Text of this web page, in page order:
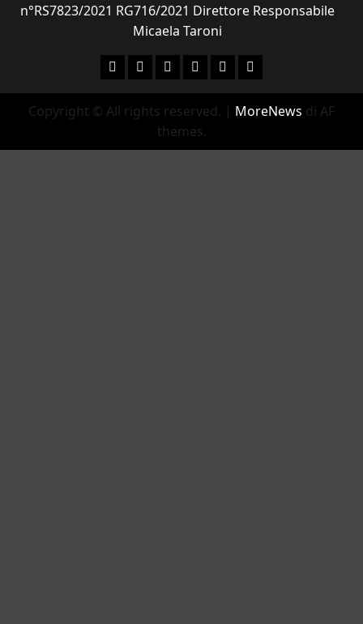
n°RS7823/2021 RG716/2021 Direttore Responsabile
Micaela Taroni
FacebookInstagram
YouTubeTwitterEmailEnte Parco
Copyright © All rights reserved. | MoreNews di AF
themes.